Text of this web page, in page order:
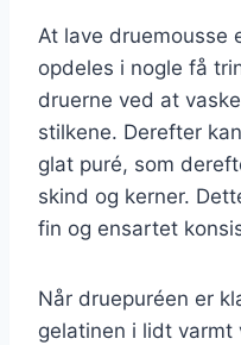
At lave druemousse
opdeles i nogle få
druerne ved at
stilkene. Derefter
glat puré, som
skind og kerner.
fin og ensartet
Når druepuréen er
gelatinen i lidt